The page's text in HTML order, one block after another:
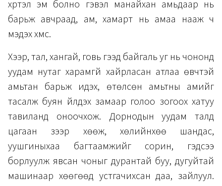
хүртэл эм болно гэвэл манайхан амьдаар нь
барьж авчраад, ам, хамарт нь амаа нааж ч
мэдэх хүмүүс.
Хээр, тал, хангай, говь гээд байгаль уг нь чононд
уудам нутаг харамгүй хайрласан атлаа өвчтэй
амьтан барьж идэх, өтөлсөн амьтны амийг
тасалж буян үйлдэх замаар голоо зогоох хатуу
тавиланд оноочхож. Дорнодын уудам талд
цагаан зээр хөөж, хөлийнхөө шандас,
уушгиныхаа багтаамжийг сорин, гэдсээ
борлуулж явсан чоныг дурантай буу, дугуйтай
машинаар хөөгөөд устгачихсан даа, зайлуул.